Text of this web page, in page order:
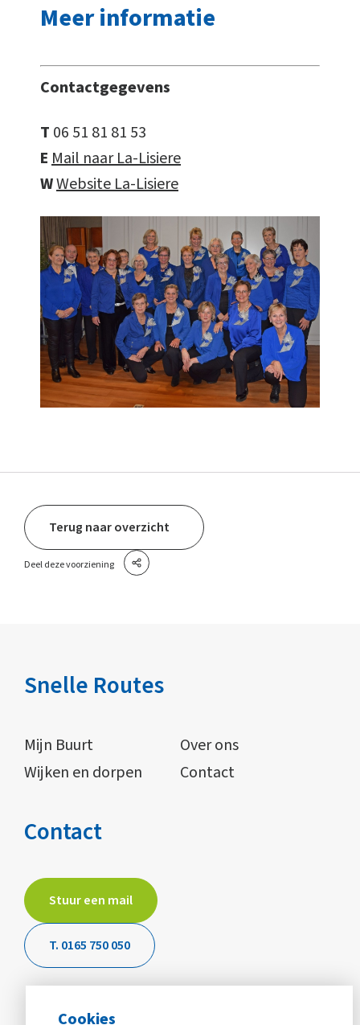
Cookies
Meer informatie
Contactgegevens
T 06 51 81 81 53
EMail naar La-Lisiere
WWebsite La-Lisiere
Terug naar overzicht
Deel deze voorziening
Snelle Routes
Mijn Buurt
Over ons
Wijken en dorpen
Contact
Contact
Stuur een mail
T. 0165 750 050